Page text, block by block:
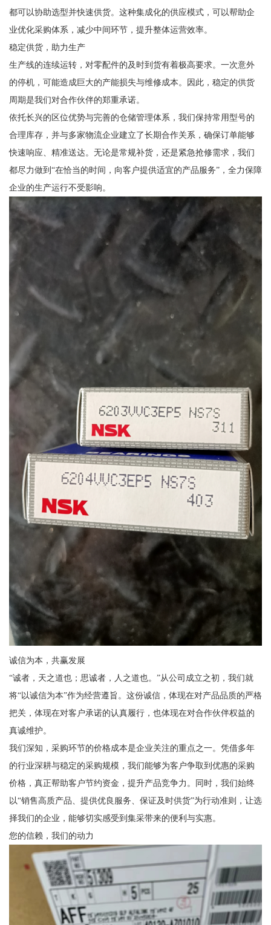
都可以协助选型并快速供货。这种集成化的供应模式，可以帮助企
业优化采购体系，减少中间环节，提升整体运营效率。
稳定供货，助力生产
生产线的连续运转，对零配件的及时到货有着极高要求。一次意外
的停机，可能造成巨大的产能损失与维修成本。因此，稳定的供货
周期是我们对合作伙伴的郑重承诺。
依托长兴的区位优势与完善的仓储管理体系，我们保持常用型号的
合理库存，并与多家物流企业建立了长期合作关系，确保订单能够
快速响应、精准送达。无论是常规补货，还是紧急抢修需求，我们
都尽力做到“在恰当的时间，向客户提供适宜的产品服务”，全力保障
企业的生产运行不受影响。
诚信为本，共赢发展
“诚者，天之道也；思诚者，人之道也。”从公司成立之初，我们就
将“以诚信为本”作为经营遵旨。这份诚信，体现在对产品品质的严格
把关，体现在对客户承诺的认真履行，也体现在对合作伙伴权益的
真诚维护。
我们深知，采购环节的价格成本是企业关注的重点之一。凭借多年
的行业深耕与稳定的采购规模，我们能够为客户争取到优惠的采购
价格，真正帮助客户节约资金，提升产品竞争力。同时，我们始终
以“销售高质产品、提供优良服务、保证及时供货”为行动准则，让选
择我们的企业，能够切实感受到集采带来的便利与实惠。
您的信赖，我们的动力